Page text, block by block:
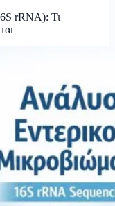
rRNA): Τι